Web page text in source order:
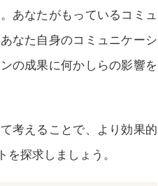
あなたがもっているコミュ
なた自身のコミュニケーシ
の成果に何かしらの影響を
考えることで、より効果的
探求しましょう。